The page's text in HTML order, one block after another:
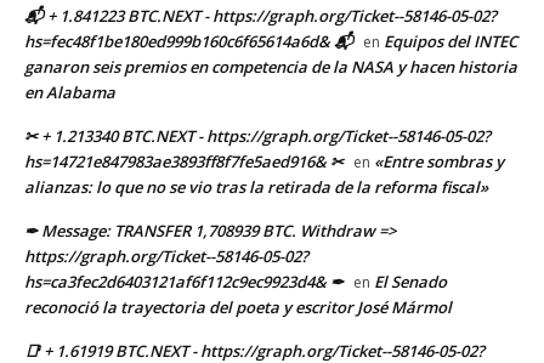
📬 + 1.841223 BTC.NEXT - https://graph.org/Ticket--58146-05-02?
hs=fec48f1be180ed999b160c6f65614a6d& 📬 en Equipos del INTEC
ganaron seis premios en competencia de la NASA y hacen historia
en Alabama
✂ + 1.213340 BTC.NEXT - https://graph.org/Ticket--58146-05-02?
hs=14721e847983ae3893ff8f7fe5aed916& ✂ en «Entre sombras y
alianzas: lo que no se vio tras la retirada de la reforma fiscal»
✒ Message: TRANSFER 1,708939 BTC. Withdraw =>
https://graph.org/Ticket--58146-05-02?
hs=ca3fec2d6403121af6f112c9ec9923d4& ✒ en El Senado
reconoció la trayectoria del poeta y escritor José Mármol
📑 + 1.61919 BTC.NEXT - https://graph.org/Ticket--58146-05-02?